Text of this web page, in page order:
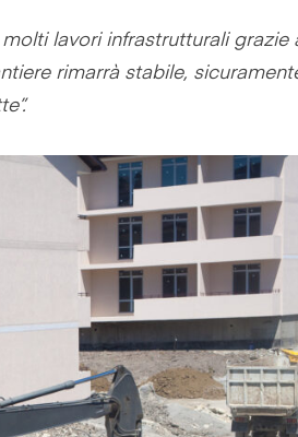
lavori infrastrutturali grazie
rimarrà stabile,